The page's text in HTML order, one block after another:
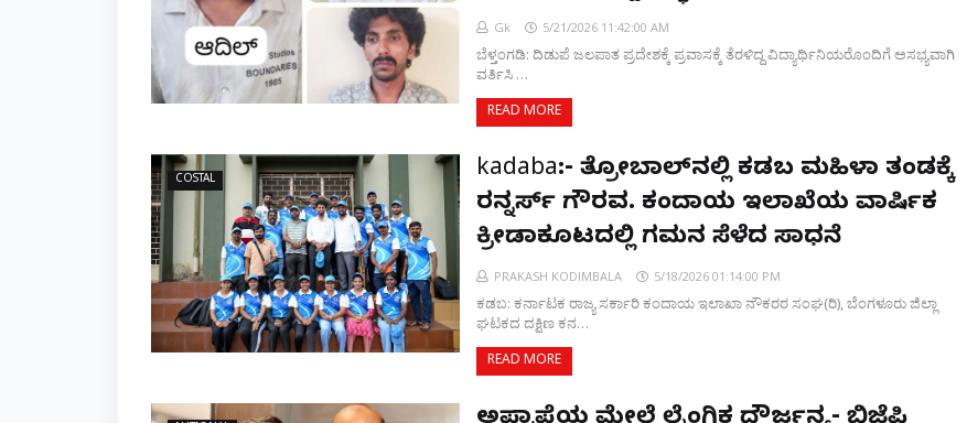
Gk 5/21/2026 11:42:00 AM
ಬೆಳ್ತಂಗಡಿ: ದಿಡುಪೆ ಜಲಪಾತ ಪ್ರದೇಶಕ್ಕೆ ಪ್ರವಾಸಕ್ಕೆ ತೆರಳಿದ್ದ ವಿದ್ಯಾರ್ಥಿನಿಯರೊಂದಿಗೆ ಅಸಭ್ಯವಾಗಿ
ವರ್ತಿಸಿ …
READ MORE
COSTAL
kadaba:- ತ್ರೋಬಾಲ್‌ನಲ್ಲಿ ಕಡಬ ಮಹಿಳಾ ತಂಡಕ್ಕೆ
ರನ್ನರ್ಸ್ ಗೌರವ. ಕಂದಾಯ ಇಲಾಖೆಯ ವಾರ್ಷಿಕ
ಕ್ರೀಡಾಕೂಟದಲ್ಲಿ ಗಮನ ಸೆಳೆದ ಸಾಧನೆ
PRAKASH KODIMBALA 5/18/2026 01:14:00 PM
ಕಡಬ: ಕರ್ನಾಟಕ ರಾಜ್ಯ ಸರ್ಕಾರಿ ಕಂದಾಯ ಇಲಾಖಾ ನೌಕರರ ಸಂಘ(ರಿ), ಬೆಂಗಳೂರು ಜಿಲ್ಲಾ
ಘಟಕದ ದಕ್ಷಿಣ ಕನ…
READ MORE